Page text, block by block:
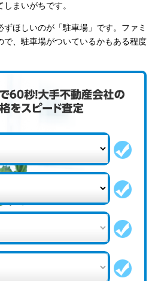
まいがちです。
ずほしいのが「駐車場」です。ファミ
で、駐車場がついているかもある程度